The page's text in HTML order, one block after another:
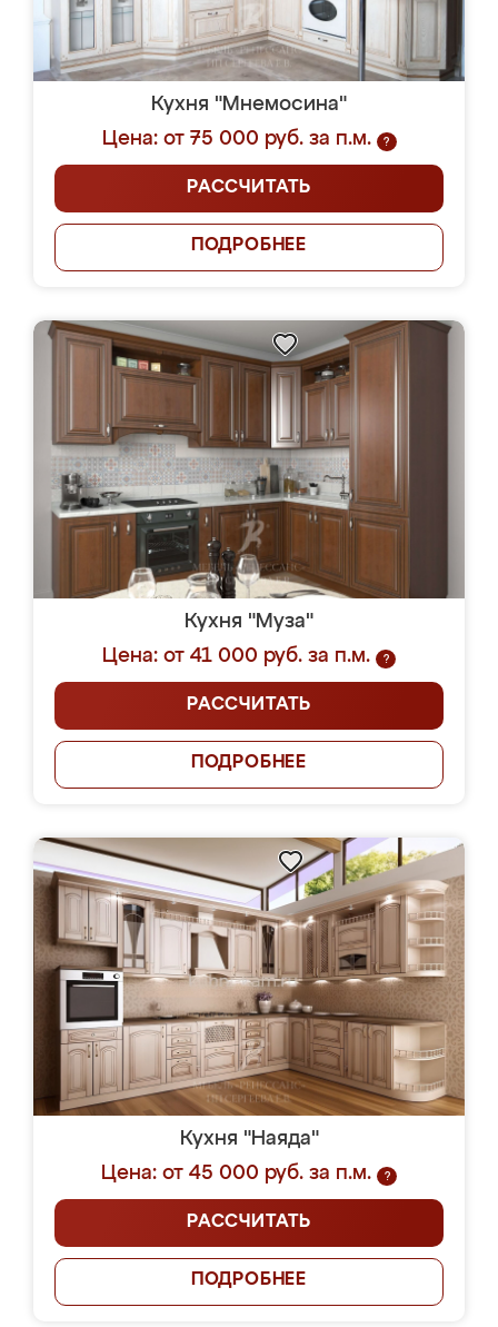
Кухня "Мнемосина"
Цена: от 75 000 руб. за п.м.
?
РАССЧИТАТЬ
ПОДРОБНЕЕ
Кухня "Муза"
Цена: от 41 000 руб. за п.м.
?
РАССЧИТАТЬ
ПОДРОБНЕЕ
Кухня "Наяда"
Цена: от 45 000 руб. за п.м.
?
РАССЧИТАТЬ
ПОДРОБНЕЕ